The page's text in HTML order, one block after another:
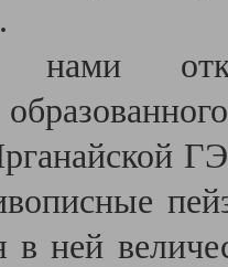
в ней